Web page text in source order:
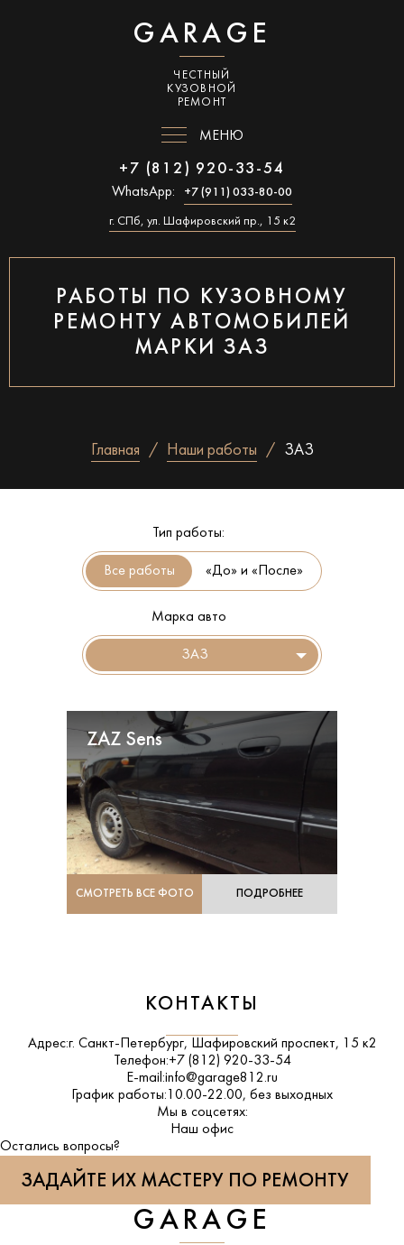
GARAGE
ЧЕСТНЫЙ
КУЗОВНОЙ
РЕМОНТ
МЕНЮ
+7 (812) 920-33-54
WhatsApp: +7 (911) 033-80-00
г. СПб, ул. Шафировский пр., 15 к2
РАБОТЫ ПО КУЗОВНОМУ
РЕМОНТУ АВТОМОБИЛЕЙ
МАРКИ ЗАЗ
Главная Наши работы ЗАЗ
Тип работы:
«До» и «После»
Марка авто
ЗАЗ
ZAZ Sens
СМОТРЕТЬ ВСЕ ФОТО ПОДРОБНЕЕ
КОНТАКТЫ
Адрес:г. Санкт-Петербург, Шафировский проспект, 15 к2
Телефон:+7 (812) 920-33-54
E-mail:info@garage812.ru
График работы: 10.00-22.00, без выходных
Мы в соцсетях:
ВКонтакте
Наш офис
Остались вопросы?
ЗАДАЙТЕ ИХ МАСТЕРУ ПО РЕМОНТУ
GARAGE